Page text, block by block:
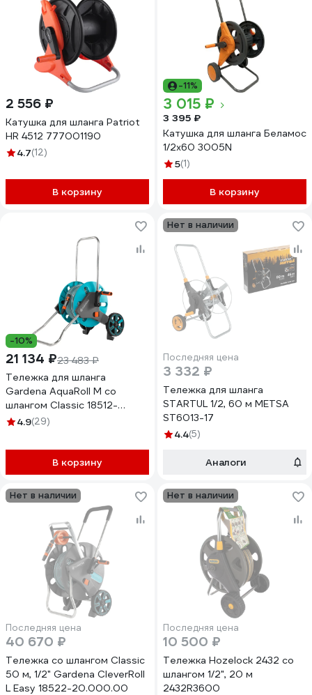
2 556 ₽
Катушка для шланга Patriot
HR 4512 777001190
4.7(12)
В корзину
-11%
3 015 ₽
3 395 ₽
Катушка для шланга Беламос
1/2x60 3005N
5(1)
В корзину
-10%
21 134 ₽23 483 ₽
Тележка для шланга
Gardena AquaRoll M со
шлангом Classic 18512-
20.000.00
4.9(29)
В корзину
Нет в наличии
Последняя цена
3 332 ₽
Тележка для шланга
STARTUL 1/2, 60 м METSA
ST6013-17
4.4(5)
Аналоги
Нет в наличии
Последняя цена
40 670 ₽
Тележка со шлангом Classic
50 м, 1/2" Gardena CleverRoll
L Easy 18522-20.000.00
Нет в наличии
Последняя цена
10 500 ₽
Тележка Hozelock 2432 со
шлангом 1/2", 20 м
2432R3600